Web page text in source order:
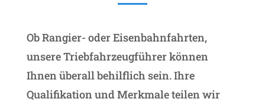
Ob Rangier- oder Eisenbahnfahrten,
unsere Triebfahrzeugführer können
Ihnen überall behilflich sein. Ihre
Qualifikation und Merkmale teilen wir